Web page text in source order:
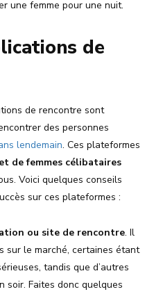
une femme pour une nuit.
de
de rencontre sont
des personnes
lendemain. Ces plateformes
de femmes célibataires
Voici quelques conseils
sur ces plateformes :
ou site de rencontre. Il
sur le marché, certaines étant
tandis que d’autres
soir. Faites donc quelques